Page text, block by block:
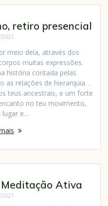
retiro presencial
meio dela, através dos
muitas expressões.
história contada pelas
as relações de hierarquia. .
teus ancestrais, e um forte
no teu movimento,
lugar e…
Ativa